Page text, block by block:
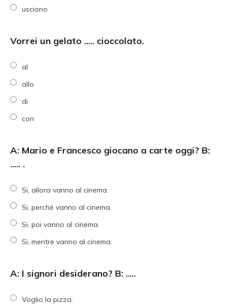
usciono
Vorrei un gelato ..... cioccolato.
al
allo
di
con
A: Mario e Francesco giocano a carte oggi? B:
..... .
Si, allora vanno al cinema.
Si, perché vanno al cinema.
Si, poi vanno al cinema.
Si, mentre vanno al cinema.
A: I signori desiderano? B: .....
Voglio la pizza.